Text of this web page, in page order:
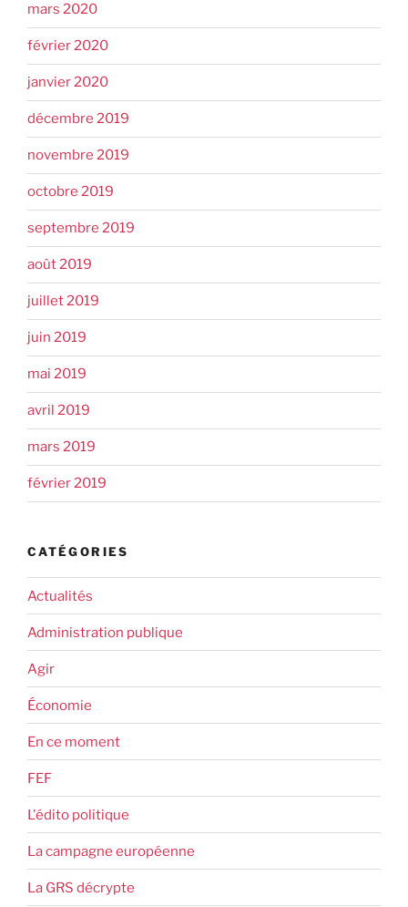
mars 2020
février 2020
janvier 2020
décembre 2019
novembre 2019
octobre 2019
septembre 2019
août 2019
juillet 2019
juin 2019
mai 2019
avril 2019
mars 2019
février 2019
CATÉGORIES
Actualités
Administration publique
Agir
Économie
En ce moment
FEF
L'édito politique
La campagne européenne
La GRS décrypte